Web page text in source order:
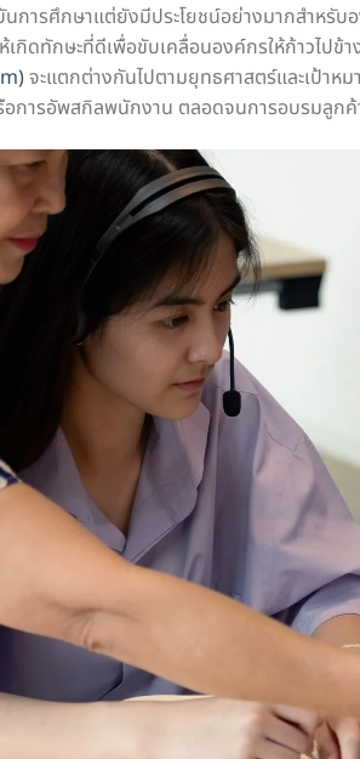
นการศึกษาแต่ยังมีประโยชน์อย่างมากสำหรั
เกิดทักษะที่ดีเพื่อขับเคลื่อนองค์กรให้ก้าวไป
จะแตกต่างกันไปตามยุทธศาสตร์และเป้าห
การอัพสกิลพนักงาน ตลอดจนการอบรมลูก